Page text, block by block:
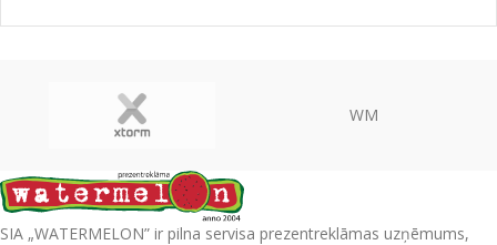
WM
SIA „WATERMELON” ir pilna servisa prezentreklāmas uzņēmums,